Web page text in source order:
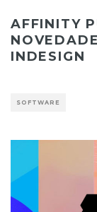
AFFINITY
INDESIGN
SOFTWARE